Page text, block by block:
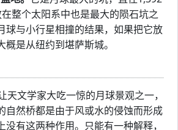
整个太阳系中也是最大的陨石坑之
球与小行星相撞的结果，如果把它放
是从纽约到堪萨斯城。
天文学家大吃一惊的月球景观之一，
自然桥都是由于风或水的侵蚀而形成
没有这两种作用。只能有一种解释，